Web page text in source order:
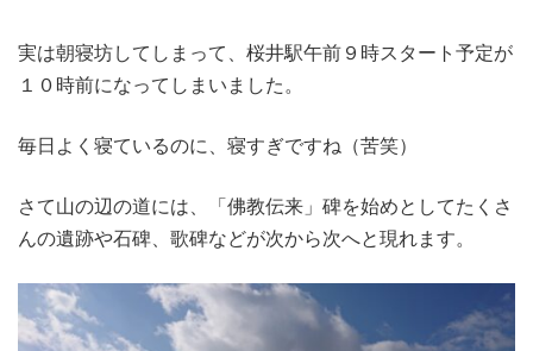
実は朝寝坊してしまって、桜井駅午前９時スタート予定が
１０時前になってしまいました。
毎日よく寝ているのに、寝すぎですね（苦笑）
さて山の辺の道には、「佛教伝来」碑を始めとしてたくさ
んの遺跡や石碑、歌碑などが次から次へと現れます。